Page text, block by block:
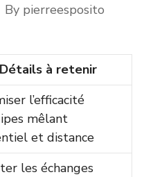
By pierreesposito
Détails à retenir
l’efficacité
mêlant
et distance
les échanges